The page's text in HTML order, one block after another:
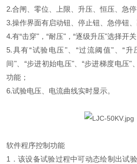
2.合闸、零位、上限、升压、恒压、急
3.操作界面有启动钮、停止钮、急停钮、
4.有“击穿"，“耐压"，“逐级升压"选择开关
5.具有“试验电压"、“过流阈值"、“
间"、“步进初始电压"、“步进梯度电压"
功能；
6.试验电压、电流曲线实时显示。
软件程序控制功能
1．该设备试验过程中可动态绘制出试